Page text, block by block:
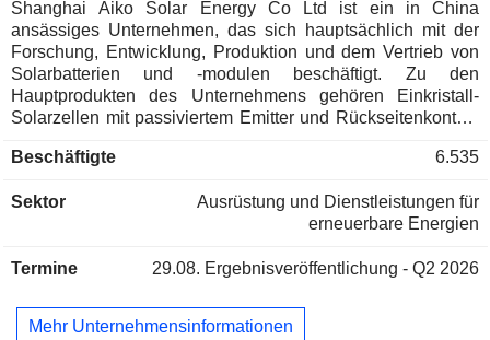
Shanghai Aiko Solar Energy Co Ltd ist ein in China
ansässiges Unternehmen, das sich hauptsächlich mit der
Forschung, Entwicklung, Produktion und dem Vertrieb von
Solarbatterien und -modulen beschäftigt. Zu den
Hauptprodukten des Unternehmens gehören Einkristall-
Solarzellen mit passiviertem Emitter und Rückseitenkontakt
Produkte des Unternehmens kommen in verschiedenen
im gewerblichen und industriellen Bereich und bei
Energieversorgern. Das Unternehmen bietet auch digitale
Energy Application und AIKO Energy SIII Platform an. Das
Markt und in Übersee.
Beschäftigte 6.535
Sektor
Ausrüstung und Dienstleistungen für
erneuerbare Energien
Termine 29.08. Ergebnisveröffentlichung - Q2 2026
Mehr Unternehmensinformationen